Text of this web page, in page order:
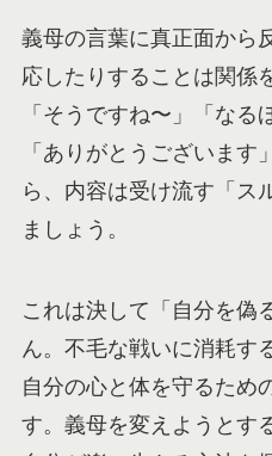
義母の言葉に真正面から
応したりすることは関係
「そうですね〜」「なる
「ありがとうございま
ら、内容は受け流す「ス
ましょう。
これは決して「自分を偽
ん。不毛な戦いに消耗す
自分の心と体を守るため
す。義母を変えようとす